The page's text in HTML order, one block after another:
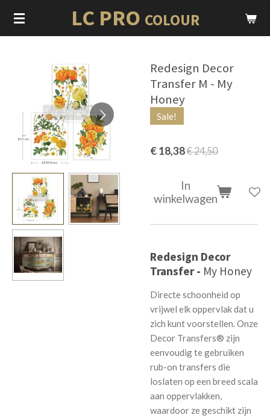
Ga
direct
hoofdinhoud
LC PRO COLOUR
Redesign Decor
Transfer M - My
Honey
Sale!
€ 18,38€ 24,50
In
winkelwagen
Redesign Decor
Transfer - My Honey
Directe schoonheid op
vrijwel elk oppervlak dat u
zich kunt voorstellen. Onze
Decor Transfers® zijn
eenvoudig te gebruiken
rub-on transfers die
loslaten op een breed scala
aan oppervlakken,
waardoor ze geschikt zijn